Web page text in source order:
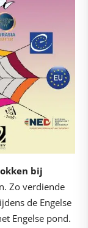
bij
Zo verdiende
de Engelse
Engelse pond.